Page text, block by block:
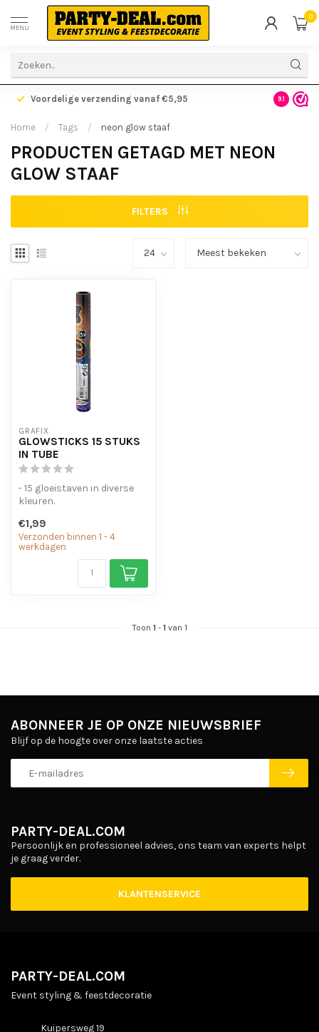
MENU
0
Voordelige verzending vanaf €5,95 Gratis
9.1
Home / Tags / neon glow staaf
PRODUCTEN GETAGD MET NEON
GLOW STAAF
FILTERS
GRAFIX
GLOWSTICKS 15 STUKS
IN TUBE
- 15 gloeistaven in diverse
kleuren.
€1,99
Verzonden binnen 1 - 4
werkdagen
Toon 1- 1van 1
PARTY-DEAL.COM
Persoonlijk en professioneel advies, ons team van experts helpt
je graag verder.
KLANTENSERVICE
ABONNEER JE OP ONZE NIEUWSBRIEF
Blijf op de hoogte over onze laatste acties
PARTY-DEAL.COM
Event styling & feestdecoratie
Kuipersweg 19